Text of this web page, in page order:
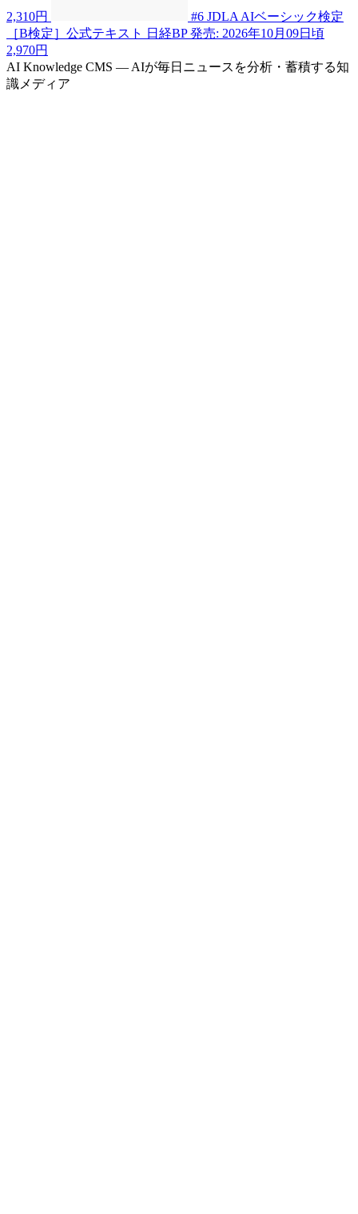
2,310円 #6 JDLA AIベーシック検定
［B検定］公式テキスト
日経BP 発売: 2026年10月09日頃
2,970円
AI Knowledge CMS — AIが毎日ニュースを分析・蓄積する知
識メディア